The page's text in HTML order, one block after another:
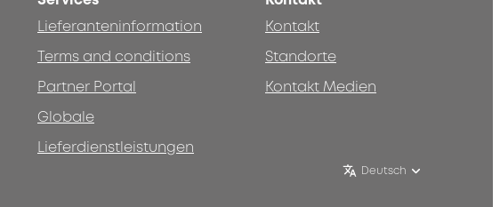
Lieferanteninformation
Terms and conditions
Partner Portal
Globale
Lieferdienstleistungen
Kontakt
Standorte
Kontakt Medien
Deutsch